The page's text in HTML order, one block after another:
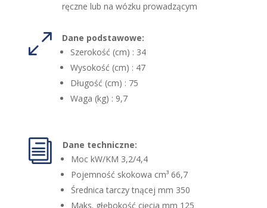
ręczne lub na wózku prowadzącym
0
Dane podstawowe:
Szerokość (cm) : 34
Wysokość (cm) : 47
Długość (cm) : 75
Waga (kg) : 9,7
i
Dane techniczne:
Moc kW/KM 3,2/4,4
Pojemność skokowa cm³ 66,7
Średnica tarczy tnącej mm 350
Maks. głębokość cięcia mm 125